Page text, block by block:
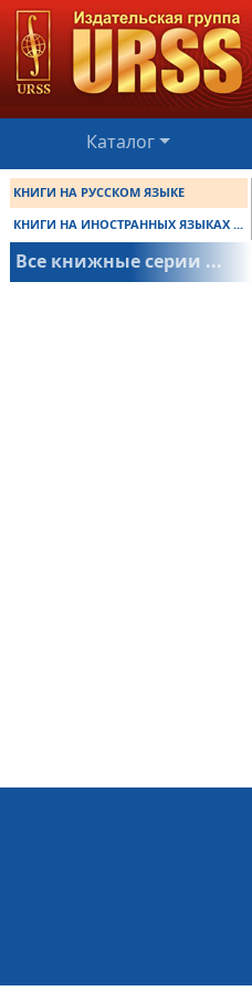
Каталог
КНИГИ НА РУССКОМ ЯЗЫКЕ
КНИГИ НА ИНОСТРАННЫХ ЯЗЫКАХ ...
Все книжные серии ...